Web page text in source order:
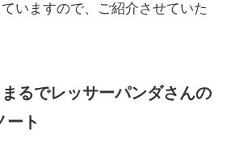
いますので、ご紹介させていた
るでレッサーパンダさんの
ート